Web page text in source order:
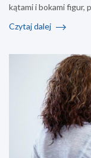
kątami i bokami figur,
Czytaj dalej